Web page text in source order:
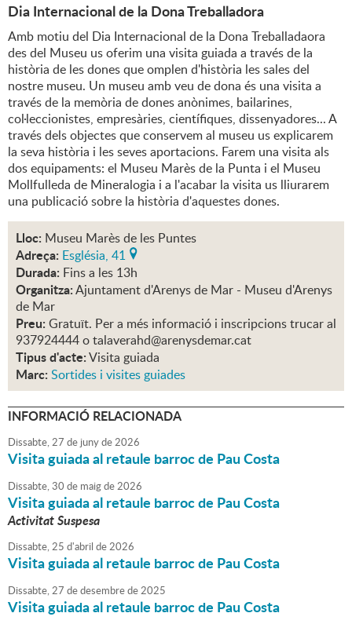
Dia Internacional de la Dona Treballadora
Amb motiu del Dia Internacional de la Dona Treballadaora
des del Museu us oferim una visita guiada a través de la
història de les dones que omplen d'història les sales del
nostre museu. Un museu amb veu de dona és una visita a
través de la memòria de dones anònimes, bailarines,
col·leccionistes, empresàries, científiques, dissenyadores... A
través dels objectes que conservem al museu us explicarem
la seva història i les seves aportacions. Farem una visita als
dos equipaments: el Museu Marès de la Punta i el Museu
Mollfulleda de Mineralogia i a l'acabar la visita us lliurarem
una publicació sobre la història d'aquestes dones.
Lloc: Museu Marès de les Puntes
Adreça: Església, 41
Durada: Fins a les 13h
Organitza:Ajuntament d'Arenys de Mar - Museu d'Arenys
de Mar
Preu: Gratuït. Per a més informació i inscripcions trucar al
937924444 o talaverahd@arenysdemar.cat
Tipus d'acte:Visita guiada
Marc: Sortides i visites guiades
INFORMACIÓ RELACIONADA
Dissabte,27 de junyde2026
Visita guiada al retaule barroc de Pau Costa
Dissabte,30 de maigde2026
Visita guiada al retaule barroc de Pau Costa
Activitat Suspesa
Dissabte,25 d'abril de2026
Visita guiada al retaule barroc de Pau Costa
Dissabte,27 dedesembrede2025
Visita guiada al retaule barroc de Pau Costa